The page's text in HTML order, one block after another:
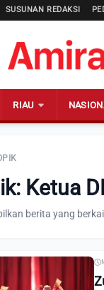
SUSUNAN REDAKSI
RIAU
Ketua
berita yang